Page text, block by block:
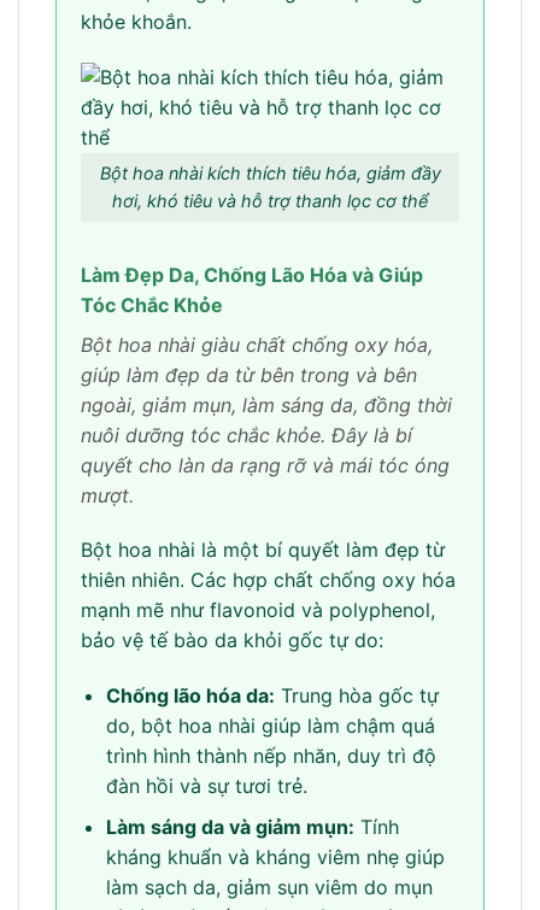
khỏe khoắn.
Bột hoa nhài kích thích tiêu hóa, giảm đầy
hơi, khó tiêu và hỗ trợ thanh lọc cơ thể
Làm Đẹp Da, Chống Lão Hóa và Giúp
Tóc Chắc Khỏe
Bột hoa nhài giàu chất chống oxy hóa,
giúp làm đẹp da từ bên trong và bên
ngoài, giảm mụn, làm sáng da, đồng thời
nuôi dưỡng tóc chắc khỏe. Đây là bí
quyết cho làn da rạng rỡ và mái tóc óng
mượt.
Bột hoa nhài là một bí quyết làm đẹp từ
thiên nhiên. Các hợp chất chống oxy hóa
mạnh mẽ như flavonoid và polyphenol,
bảo vệ tế bào da khỏi gốc tự do:
Chống lão hóa da: Trung hòa gốc tự
do, bột hoa nhài giúp làm chậm quá
trình hình thành nếp nhăn, duy trì độ
đàn hồi và sự tươi trẻ.
Làm sáng da và giảm mụn: Tính
kháng khuẩn và kháng viêm nhẹ giúp
làm sạch da, giảm sụn viêm do mụn